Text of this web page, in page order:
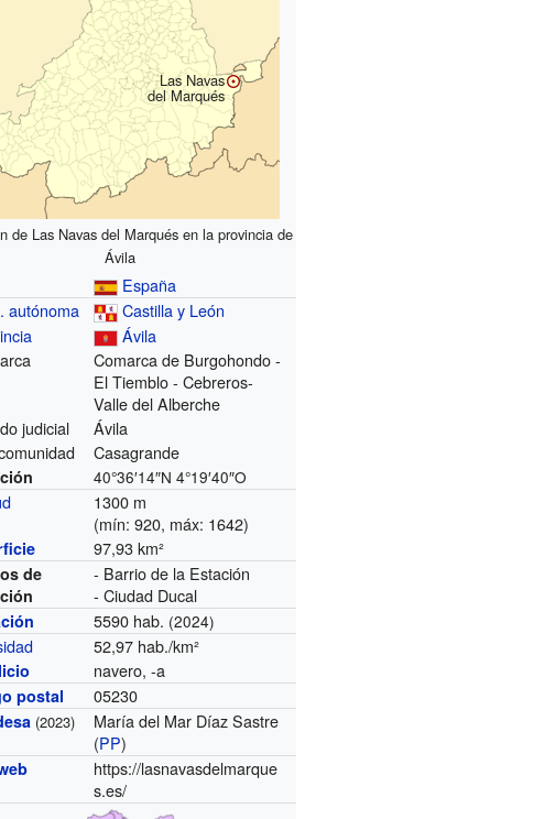
Las Navas
del Marqués
de Las Navas del Marqués en la provincia de
Ávila
España
autónoma
Castilla y León
Ávila
Comarca de Burgohondo -
El Tiemblo - Cebreros-
Valle del Alberche
judicial
Ávila
Casagrande
40°36′14″N 4°19′40″O
1300 m
(mín: 920, máx: 1642)
97,93 km²
de
- Barrio de la Estación
- Ciudad Ducal
5590 hab. (2024)
52,97 hab./km²
navero, -a
postal 05230
(2023)
María del Mar Díaz Sastre
(PP)
https://lasnavasdelmarque
s.es/